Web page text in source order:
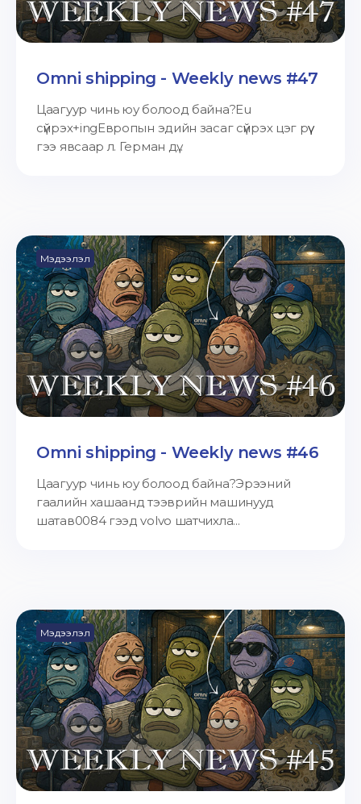
Omni shipping - Weekly news #47
Цаагуур чинь юу болоод байна?Eu
сүйрэх+ingЕвропын эдийн засаг сүйрэх цэг рүү
гээ явсаар л. Герман дү...
Мэдээлэл
Omni shipping - Weekly news #46
Цаагуур чинь юу болоод байна?Эрээний
гаалийн хашаанд тээврийн машинууд
шатав0084 гээд volvo шатчихла...
Мэдээлэл